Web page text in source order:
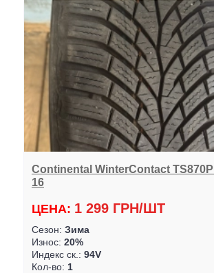
Continental WinterContact TS870P
16
ЦЕНА: 1 299 ГРН/ШТ
Сезон: Зима
Износ: 20%
Индекс ск.: 94V
Кол-во: 1